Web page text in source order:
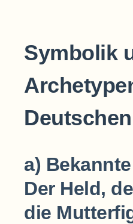
Symbolik
a)
Der Held,
die